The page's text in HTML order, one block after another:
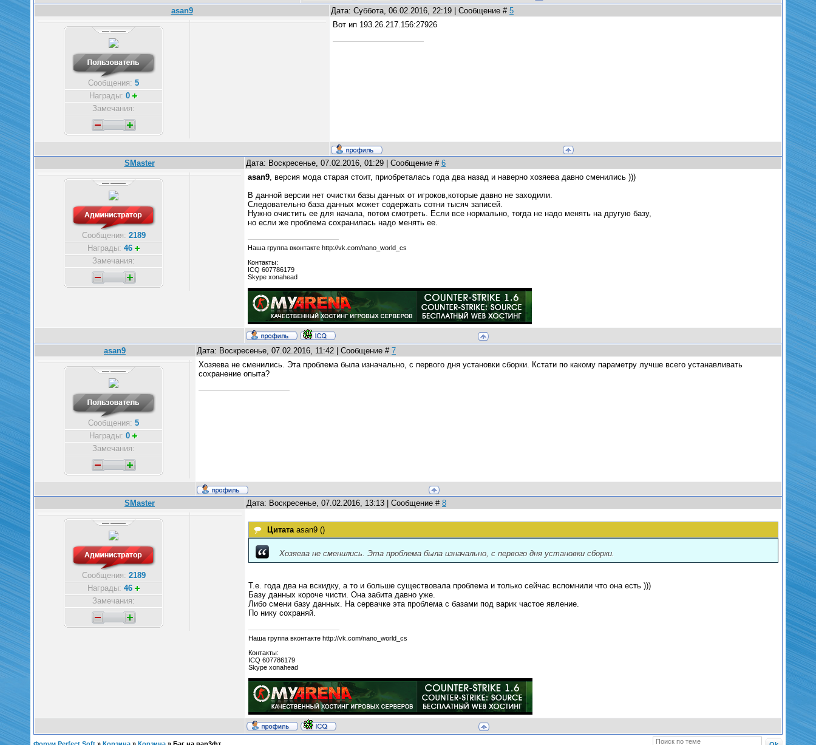
asan9 Дата: Суббота, 06.02.2016, 22:19 | Сообщение # 5
Сообщения: 5
Награды: 0
Замечания:
Вот ип 193.26.217.156:27926
SMaster Дата: Воскресенье, 07.02.2016, 01:29 | Сообщение # 6
Сообщения: 2189
Награды: 46
Замечания:
asan9, версия мода старая стоит, приобреталась года два назад и наверно хозяева давно сменились )))
В данной версии нет очистки базы данных от игроков,которые давно не заходили.
Следовательно база данных может содержать сотни тысяч записей.
Нужно очистить ее для начала, потом смотреть. Если все нормально, тогда не надо менять на другую базу,
но если же проблема сохранилась надо менять ее.
Наша группа вконтакте http://vk.com/nano_world_cs
Контакты:
ICQ 607786179
Skype xonahead
asan9 Дата: Воскресенье, 07.02.2016, 11:42 | Сообщение # 7
Сообщения: 5
Награды: 0
Замечания:
Хозяева не сменились. Эта проблема была изначально, с первого дня установки сборки. Кстати по какому параметру лучше всего устанавливать
сохранение опыта?
SMaster Дата: Воскресенье, 07.02.2016, 13:13 | Сообщение # 8
Сообщения: 2189
Награды: 46
Замечания:
Цитата asan9 ()
Хозяева не сменились. Эта проблема была изначально, с первого дня установки сборки.
Т.е. года два на вскидку, а то и больше существовала проблема и только сейчас вспомнили что она есть )))
Базу данных короче чисти. Она забита давно уже.
Либо смени базу данных. На сервачке эта проблема с базами под варик частое явление.
По нику сохраняй.
Наша группа вконтакте http://vk.com/nano_world_cs
Контакты:
ICQ 607786179
Skype xonahead